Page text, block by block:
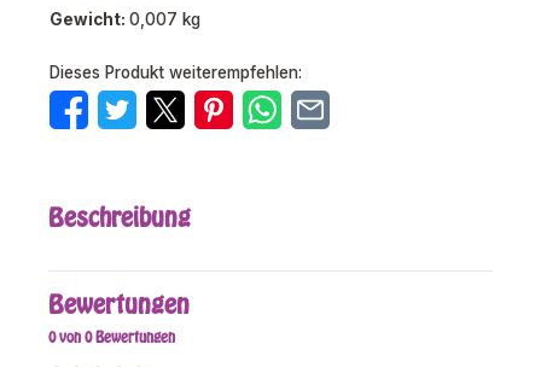
Gewicht: 0,007 kg
Dieses Produkt weiterempfehlen:
Beschreibung
Bewertungen
0 von 0 Bewertungen